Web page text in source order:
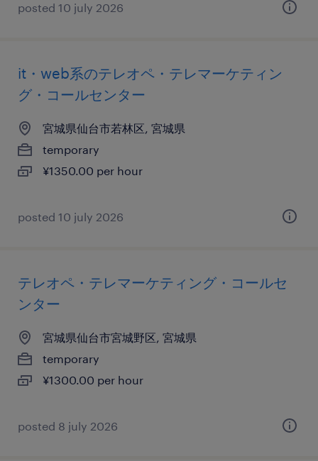
posted 10 july 2026
it・web系のテレオペ・テレマーケティン
グ・コールセンター
宮城県仙台市若林区, 宮城県
temporary
¥1350.00 per hour
posted 10 july 2026
テレオペ・テレマーケティング・コールセ
ンター
宮城県仙台市宮城野区, 宮城県
temporary
¥1300.00 per hour
posted 8 july 2026